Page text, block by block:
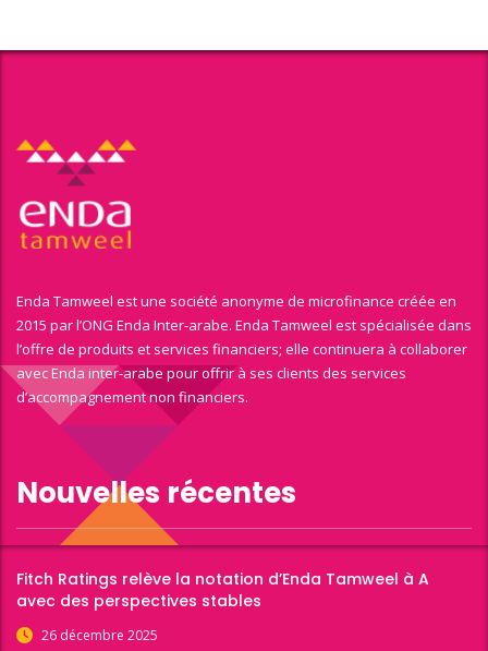
Enda Tamweel est une société anonyme de microfinance créée en
2015 par l’ONG Enda Inter-arabe. Enda Tamweel est spécialisée dans
l’offre de produits et services financiers; elle continuera à collaborer
avec Enda inter-arabe pour offrir à ses clients des services
d’accompagnement non financiers.
Nouvelles récentes
Fitch Ratings relève la notation d’Enda Tamweel à A
avec des perspectives stables
26 décembre 2025